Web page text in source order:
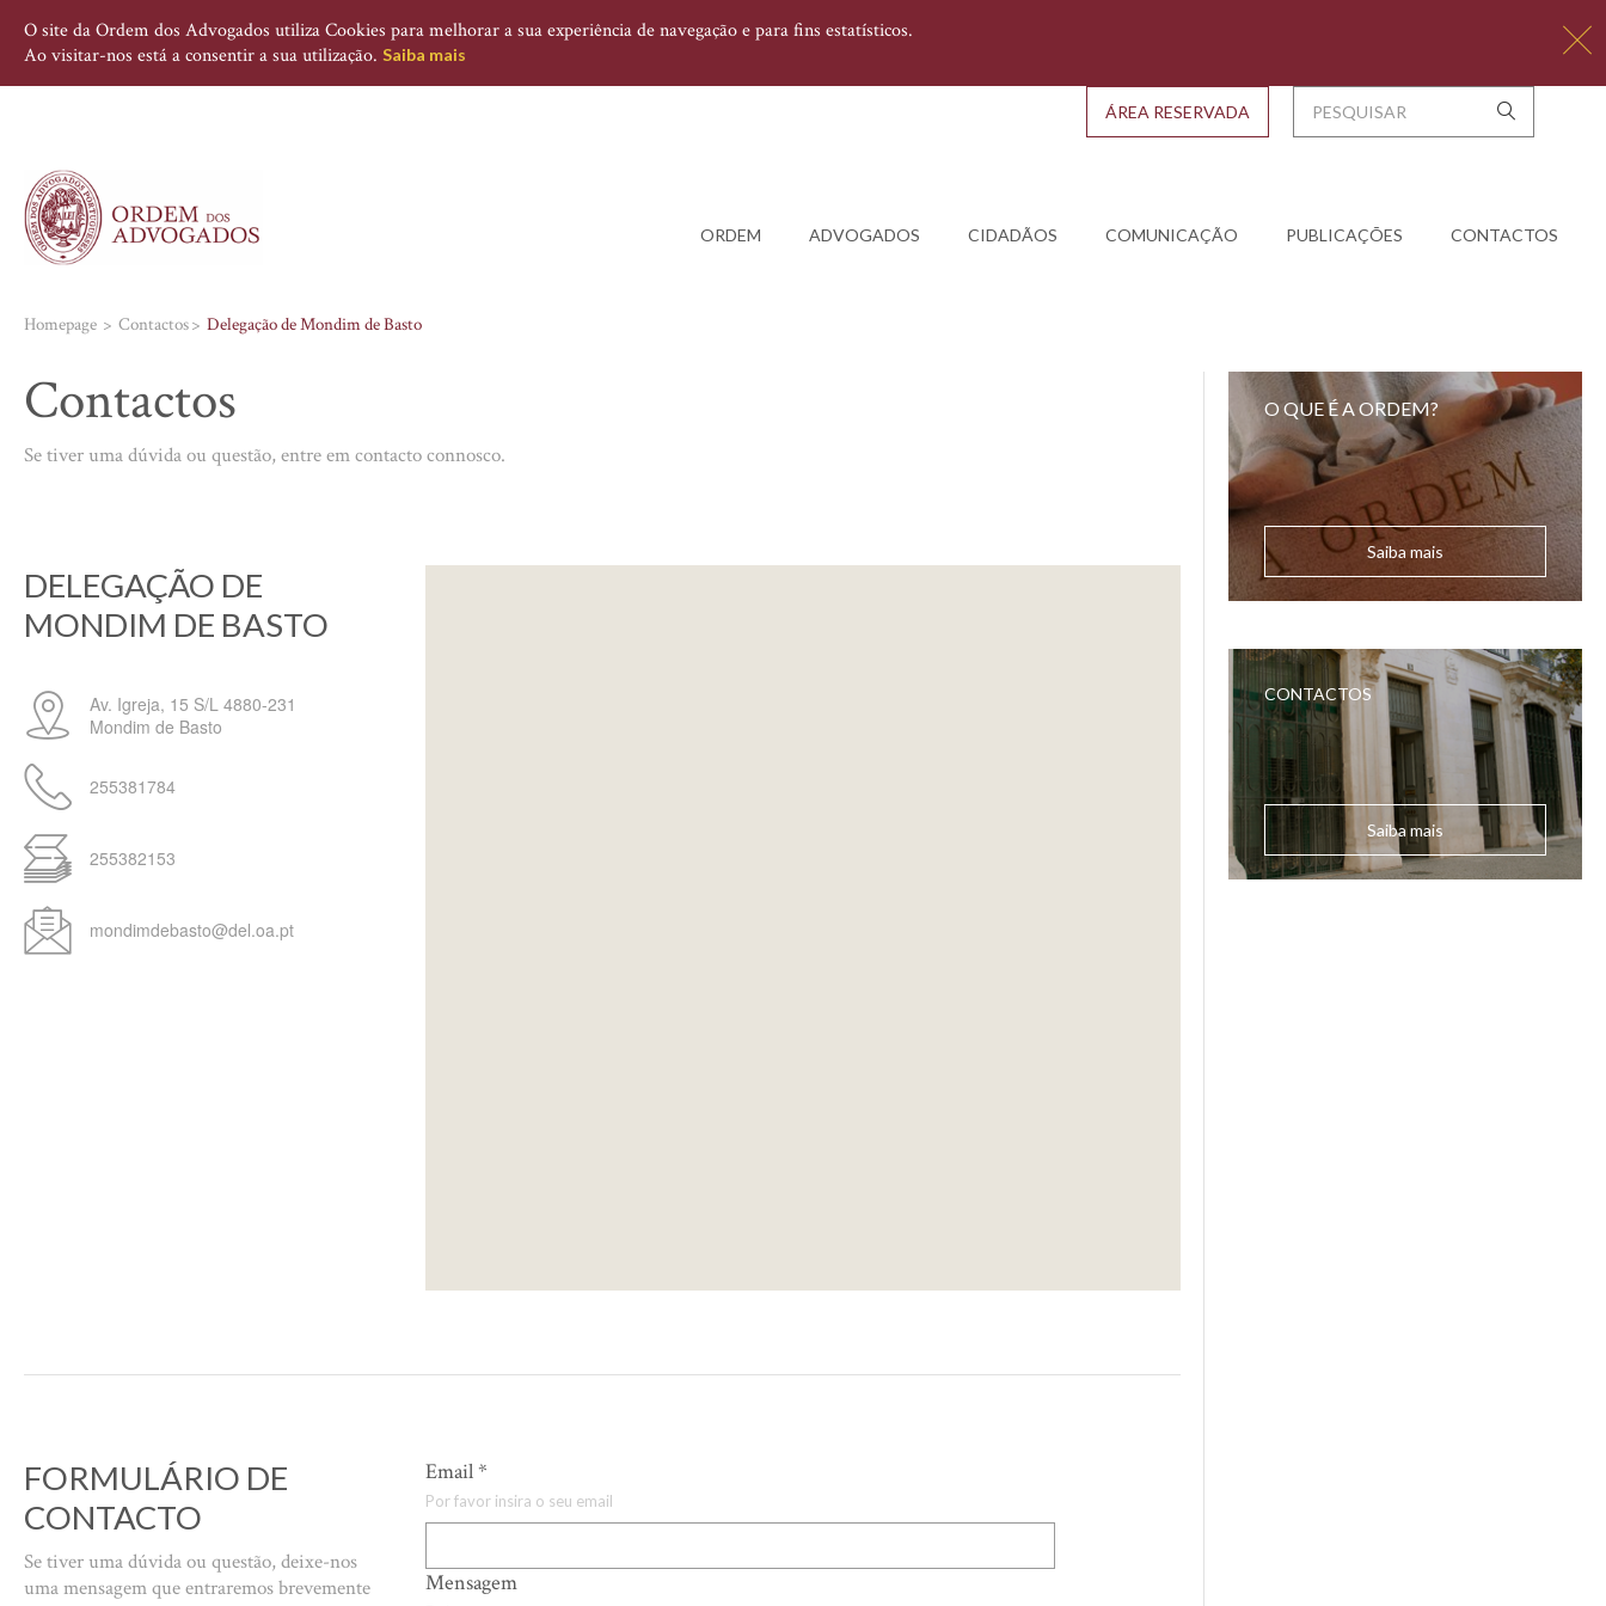
O site da Ordem dos Advogados utiliza Cookies para melhorar a sua experiência de navegação e para fins estatísticos.
Ao visitar-nos está a consentir a sua utilização. Saiba mais
ORDEM ADVOGADOS CIDADÃOS COMUNICAÇÃO PUBLICAÇÕES CONTACTOS
ÁREA RESERVADA
Homepage Contactos Delegação de Mondim de Basto
Contactos
Se tiver uma dúvida ou questão, entre em contacto connosco.
DELEGAÇÃO DE
MONDIM DE BASTO
Av. Igreja, 15 S/L 4880-231
Mondim de Basto
255381784
255382153
mondimdebasto@del.oa.pt
FORMULÁRIO DE
CONTACTO
Se tiver uma dúvida ou questão, deixe-nos
uma mensagem que entraremos brevemente
Email*
Por favor insira o seu email
Mensagem
O QUE É A ORDEM?
Saiba mais
CONTACTOS
Saiba mais